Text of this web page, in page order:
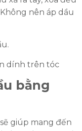
nên áp dầu
dính trên tóc
bằng
giúp mang đến